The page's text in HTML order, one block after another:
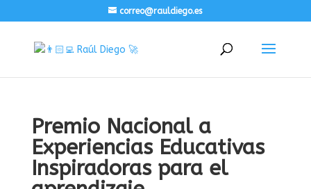
correo@rauldiego.es
Premio Nacional a
Experiencias Educativas
Inspiradoras para el